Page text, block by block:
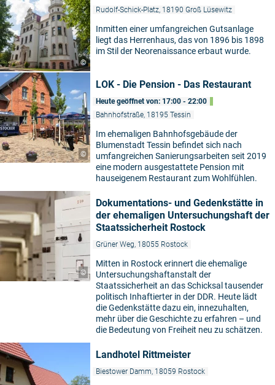
©
Rudolf-Schick-Platz, 18190 Groß Lüsewitz
Inmitten einer umfangreichen Gutsanlage
liegt das Herrenhaus, das von 1896 bis 1898
im Stil der Neorenaissance erbaut wurde.
©
LOK - Die Pension - Das Restaurant
Heute geöffnet von: 17:00 - 22:00
Bahnhofstraße, 18195 Tessin
Im ehemaligen Bahnhofsgebäude der
Blumenstadt Tessin befindet sich nach
umfangreichen Sanierungsarbeiten seit 2019
eine modern ausgestattete Pension mit
hauseigenem Restaurant zum Wohlfühlen.
©
Dokumentations- und Gedenkstätte in
der ehemaligen Untersuchungshaft der
Staatssicherheit Rostock
Grüner Weg, 18055 Rostock
Mitten in Rostock erinnert die ehemalige
Untersuchungshaftanstalt der
Staatssicherheit an das Schicksal tausender
politisch Inhaftierter in der DDR. Heute lädt
die Gedenkstätte dazu ein, innezuhalten,
mehr über die Geschichte zu erfahren – und
die Bedeutung von Freiheit neu zu schätzen.
Landhotel Rittmeister
Biestower Damm, 18059 Rostock